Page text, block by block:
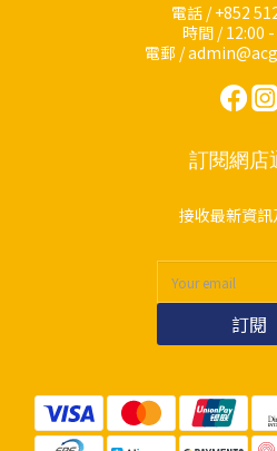
電話 / +852
時間 / 12:00
電郵 /
訂閱網店
接收最新資訊
訂閱